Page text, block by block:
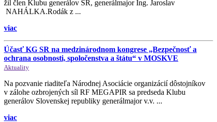
žil člen Klubu generálov SR, generálmajor Ing. Jaroslav
NAHÁLKA.Rodák z ...
viac
Účasť KG SR na medzinárodnom kongrese „Bezpečnosť a
ochrana osobnosti, spoločenstva a štátu“ v MOSKVE
Aktuality
Na pozvanie riaditeľa Národnej Asociácie organizácií dôstojníkov
v zálohe ozbrojených síl RF MEGAPIR sa predseda Klubu
generálov Slovenskej republiky generálmajor v.v. ...
viac